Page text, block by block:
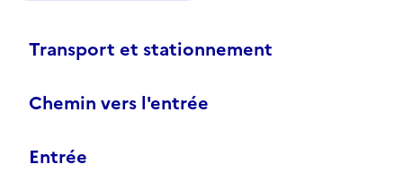
Transport et stationnement
Chemin vers l'entrée
Entrée